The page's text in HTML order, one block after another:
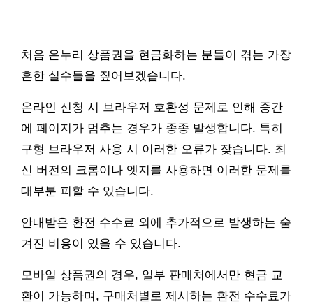
처음 온누리 상품권을 현금화하는 분들이 겪는 가장
흔한 실수들을 짚어보겠습니다.
온라인 신청 시 브라우저 호환성 문제로 인해 중간
에 페이지가 멈추는 경우가 종종 발생합니다. 특히
구형 브라우저 사용 시 이러한 오류가 잦습니다. 최
신 버전의 크롬이나 엣지를 사용하면 이러한 문제를
대부분 피할 수 있습니다.
안내받은 환전 수수료 외에 추가적으로 발생하는 숨
겨진 비용이 있을 수 있습니다.
모바일 상품권의 경우, 일부 판매처에서만 현금 교
환이 가능하며, 구매처별로 제시하는 환전 수수료가